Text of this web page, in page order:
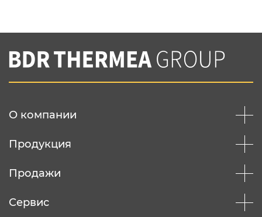
Вы соглашаетесь с нашей политикой
конфеденциальности
О компании
Продукция
Продажи
Сервис